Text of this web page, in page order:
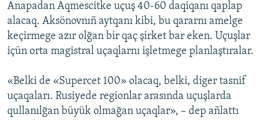
Anapadan Aqmescitke uçuş 40-60 daqiqanı qaplap
alacaq. Aksönovnıñ aytqanı kibi, bu qararnı amelge
keçirmege azır olğan bir qaç şirket bar eken. Uçuşlar
içün orta magistral uçaqlarnı işletmege planlaştıralar.
«Belki de «Supercet 100» olacaq, belki, diger tasnif
uçaqaları. Rusiyede regionlar arasında uçuşlarda
qullanılğan büyük olmağan uçaqlar», – dep añlattı